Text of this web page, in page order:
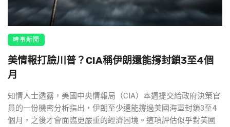
時事新聞
美情報打臉川普？CIA稱伊朗還能撐封鎖3至4個
月
知情人士透露，美國中央情報局（CIA）本週提交給政府決策官
員的一份機密分析指出，伊朗至少還能撐過美國海軍封鎖3至4
個月，之後才會面臨更嚴重的經濟困境。這項評估似乎對美國